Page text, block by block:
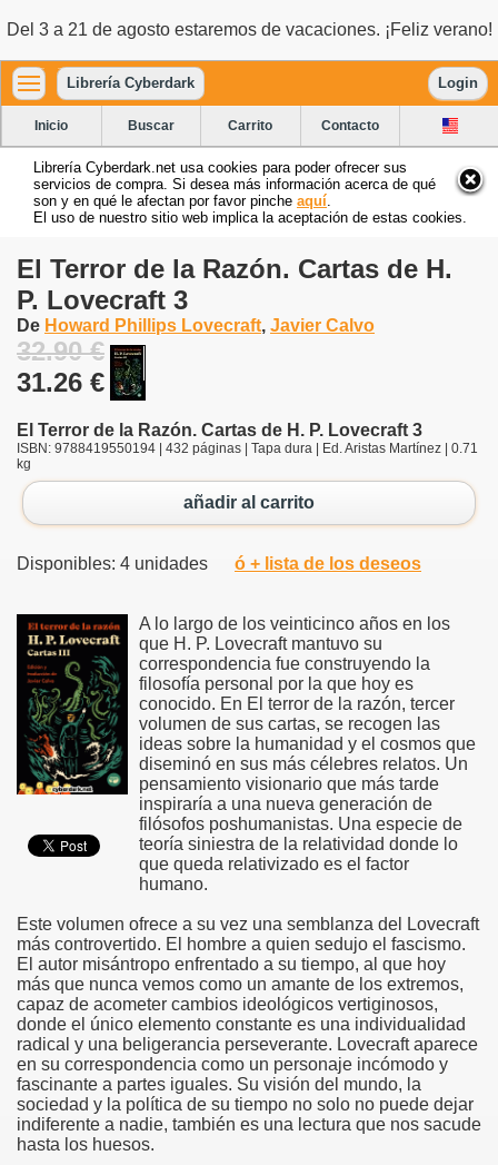
Del 3 a 21 de agosto estaremos de vacaciones. ¡Feliz verano!
Librería Cyberdark Login
Inicio Buscar Carrito Contacto
Librería Cyberdark.net usa cookies para poder ofrecer sus
servicios de compra. Si desea más información acerca de qué
son y en qué le afectan por favor pinche aquí
El uso de nuestro sitio web implica la aceptación de estas cookies.
El Terror de la Razón. Cartas de H.
P. Lovecraft 3
De Howard Phillips Lovecraft, Javier Calvo
32.90 €
31.26 €
El Terror de la Razón. Cartas de H. P. Lovecraft 3
ISBN: 9788419550194 | 432 páginas | Tapa dura | Ed. Aristas Martínez | 0.71
kg
añadir al carrito
Disponibles: 4 unidades ó + lista de los deseos
A lo largo de los veinticinco años en los
que H. P. Lovecraft mantuvo su
correspondencia fue construyendo la
filosofía personal por la que hoy es
conocido. En El terror de la razón, tercer
volumen de sus cartas, se recogen las
ideas sobre la humanidad y el cosmos que
diseminó en sus más célebres relatos. Un
pensamiento visionario que más tarde
inspiraría a una nueva generación de
filósofos poshumanistas. Una especie de
teoría siniestra de la relatividad donde lo
que queda relativizado es el factor
humano.
Este volumen ofrece a su vez una semblanza del Lovecraft
más controvertido. El hombre a quien sedujo el fascismo.
El autor misántropo enfrentado a su tiempo, al que hoy
más que nunca vemos como un amante de los extremos,
capaz de acometer cambios ideológicos vertiginosos,
donde el único elemento constante es una individualidad
radical y una beligerancia perseverante. Lovecraft aparece
en su correspondencia como un personaje incómodo y
fascinante a partes iguales. Su visión del mundo, la
sociedad y la política de su tiempo no solo no puede dejar
indiferente a nadie, también es una lectura que nos sacude
hasta los huesos.